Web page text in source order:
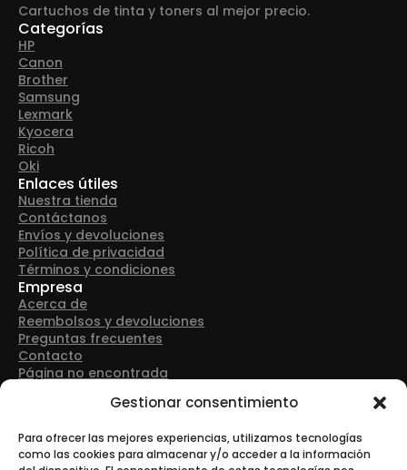
Gestionar consentimiento
Para ofrecer las mejores experiencias, utilizamos tecnologías
como las cookies para almacenar y/o acceder a la información
Cartuchos de tinta y toners al mejor precio.
Categorías
HP
Canon
Brother
Samsung
Lexmark
Kyocera
Ricoh
Oki
Enlaces útiles
Nuestra tienda
Contáctanos
Envíos y devoluciones
Política de privacidad
Términos y condiciones
Empresa
Acerca de
Reembolsos y devoluciones
Preguntas frecuentes
Contacto
Página no encontrada
Dirección: Avenida Las Retamas 50, 28922, Alcorcón